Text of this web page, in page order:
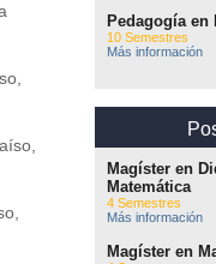
Pedagogía en
10 Semestres
Más información
Magíster en
Matemática
4 Semestres
Más información
Magíster en